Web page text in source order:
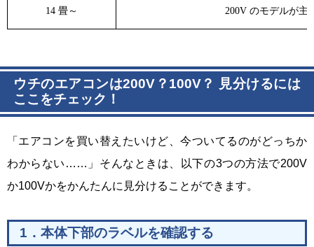
14 畳～ 200V のモデルが主
ウチのエアコンは200V？100V？ 見分けるには
ここをチェック！
「エアコンを買い替えたいけど、今ついてるのがどっちか
わからない……」そんなときは、以下の3つの方法で200V
か100Vかをかんたんに見分けることができます。
1．本体下部のラベルを確認する